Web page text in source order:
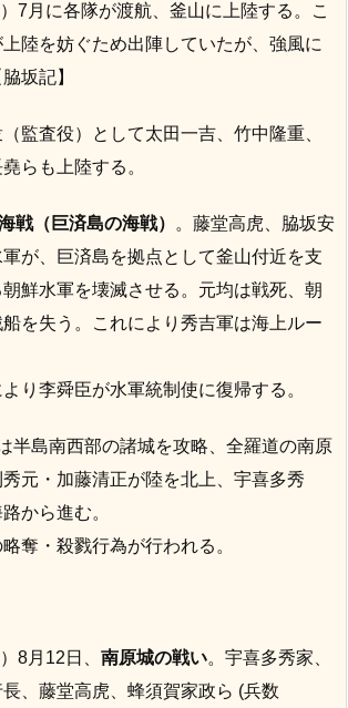
7月に各隊が渡航、釜山に上陸する。こ
陸を妨ぐため出陣していたが、強風に
坂記】
監査役）として太田一吉、竹中隆重、
らも上陸する。
戦（巨済島の海戦）
。藤堂高虎、脇坂安
が、巨済島を拠点として釜山付近を支
鮮水軍を壊滅させる。元均は戦死、朝
を失う。これにより秀吉軍は海上ルー
り李舜臣が水軍統制使に復帰する。
半島南西部の諸城を攻略、全羅道の南原
元・加藤清正が陸を北上、宇喜多秀
から進む。
奪・殺戮行為が行われる。
8月12日、 南原城の戦い。宇喜多秀家、
、藤堂高虎、蜂須賀家政ら (兵数